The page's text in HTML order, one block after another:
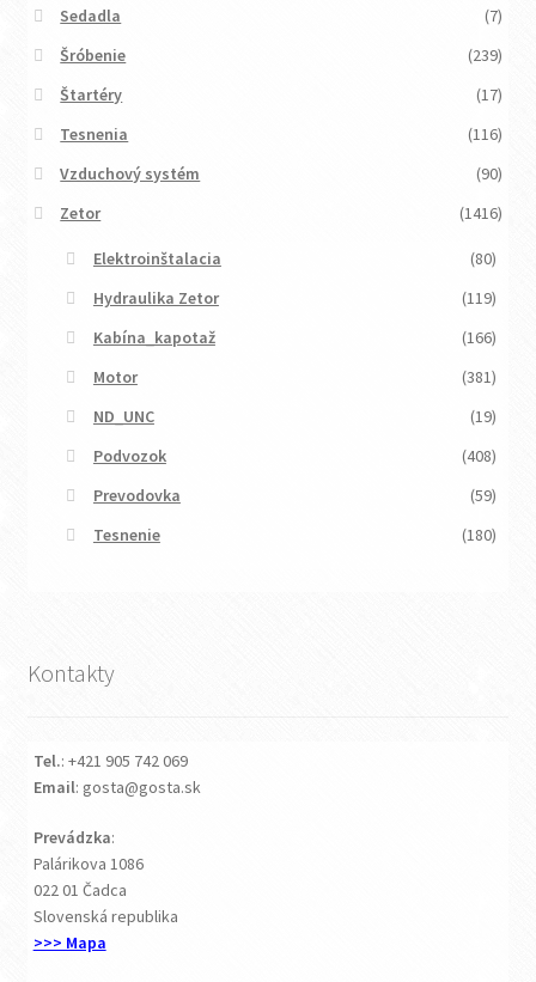
Sedadla
(7)
Šróbenie
(239)
Štartéry
(17)
Tesnenia
(116)
Vzduchový systém
(90)
Zetor
(1416)
Elektroinštalacia
(80)
Hydraulika Zetor
(119)
Kabína_kapotaž
(166)
Motor
(381)
ND_UNC
(19)
Podvozok
(408)
Prevodovka
(59)
Tesnenie
(180)
Kontakty
Tel.: +421 905 742 069
Email: gosta@gosta.sk
Prevádzka:
Palárikova 1086
022 01 Čadca
Slovenská republika
>>> Mapa